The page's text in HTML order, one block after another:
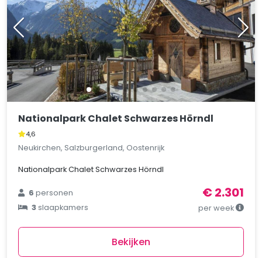
Nationalpark Chalet Schwarzes Hörndl
4,6
Neukirchen, Salzburgerland, Oostenrijk
Nationalpark Chalet Schwarzes Hörndl
6personen
3slaapkamers
€ 2.301
per week
Bekijken